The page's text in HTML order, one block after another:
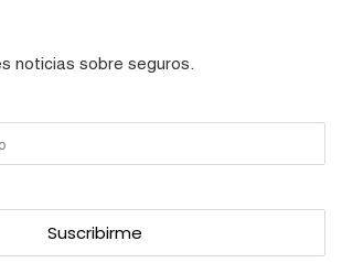
noticias sobre seguros.